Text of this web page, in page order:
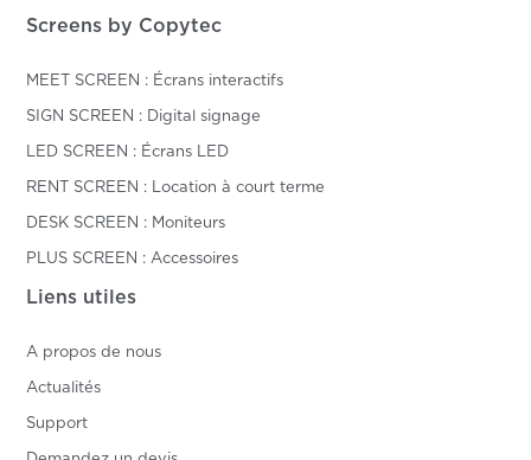
Screens by Copytec
MEET SCREEN : Écrans interactifs
SIGN SCREEN : Digital signage
LED SCREEN : Écrans LED
RENT SCREEN : Location à court terme
DESK SCREEN : Moniteurs
PLUS SCREEN : Accessoires
Liens utiles
A propos de nous
Actualités
Support